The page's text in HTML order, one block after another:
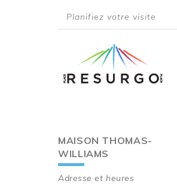
menu
Planifiez votre visite
Main
navigation
MAISON THOMAS-
WILLIAMS
Adresse et heures